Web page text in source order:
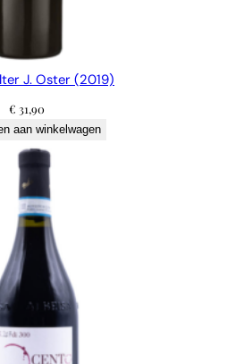
J. Oster (2019)
€ 31,90
aan winkelwagen